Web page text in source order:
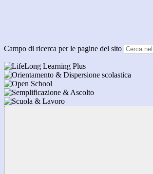
Campo di ricerca per le pagine del sito